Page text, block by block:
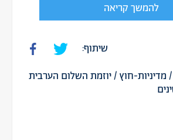
להמשך קריאה
שיתוף:
מדיניות-חוץ/יוזמת השלום הערבית